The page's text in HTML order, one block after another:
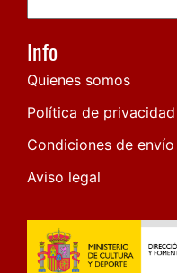
Info
Quienes somos
Política de privacidad
Condiciones de envío
Aviso legal